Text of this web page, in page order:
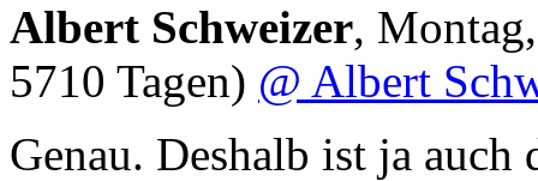
Albert Schweizer,
5710 Tagen) @ Albert
Genau. Deshalb ist ja